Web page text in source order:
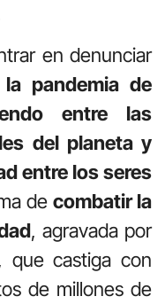
en denunciar
pandemia de
entre las
del planeta y
entre los seres
de combatir la
, agravada por
que castiga con
de millones de